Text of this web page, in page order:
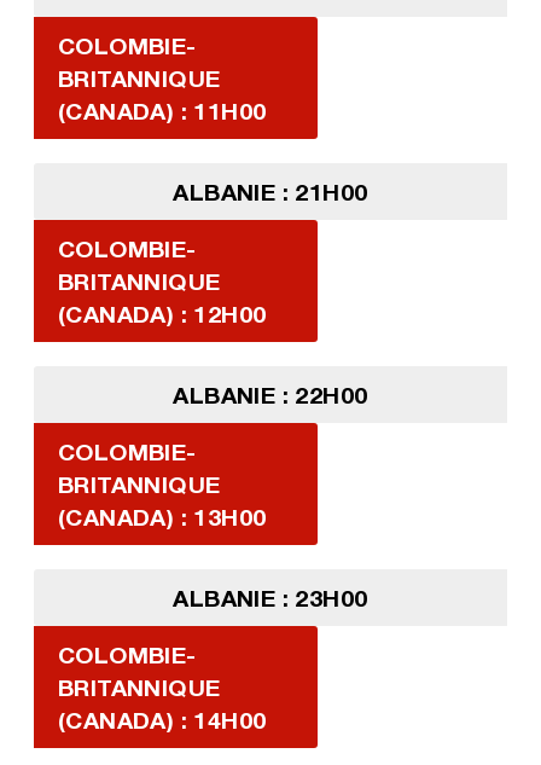
COLOMBIE-
BRITANNIQUE
(CANADA) : 11H00
ALBANIE : 21H00
COLOMBIE-
BRITANNIQUE
(CANADA) : 12H00
ALBANIE : 22H00
COLOMBIE-
BRITANNIQUE
(CANADA) : 13H00
ALBANIE : 23H00
COLOMBIE-
BRITANNIQUE
(CANADA) : 14H00